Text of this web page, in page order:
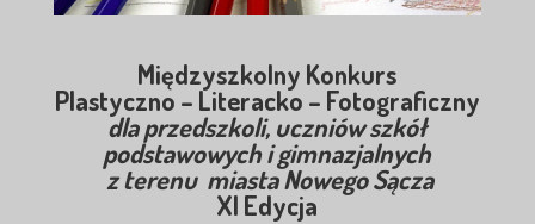
Międzyszkolny Konkurs
Plastyczno – Literacko – Fotograficzny
dla przedszkoli, uczniów szkół
podstawowych i gimnazjalnych
z terenu miasta Nowego Sącza
XI Edycja